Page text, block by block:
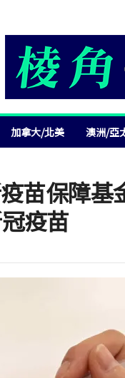
加拿大/北美 澳洲/亞
苗保障基
疫苗